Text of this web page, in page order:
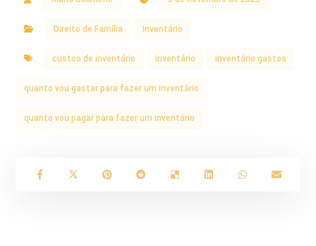
Direito de Família Inventário
custos de inventário inventário inventário gastos
quanto vou gastar para fazer um inventário
quanto vou pagar para fazer um inventário